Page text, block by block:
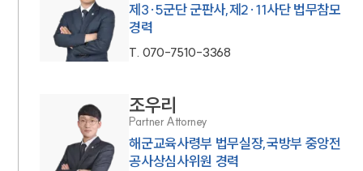
제3·5군단 군판사,제2·11사단 법무참모
경력
T. 070-7510-3368
조우리
Partner Attorney
해군교육사령부 법무실장,국방부 중앙전
공사상심사위원 경력